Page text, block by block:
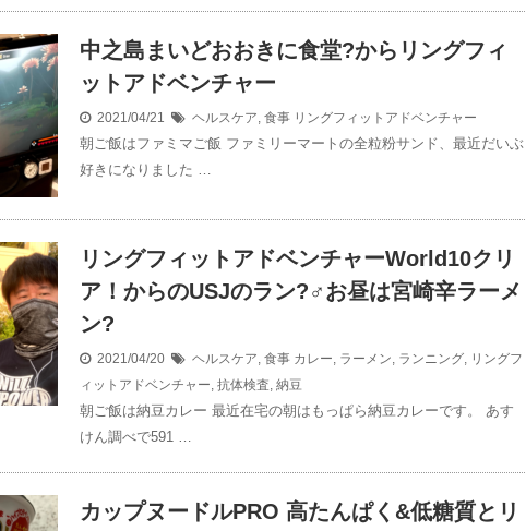
中之島まいどおおきに食堂?からリングフィ
ットアドベンチャー
2021/04/21 ヘルスケア, 食事 リングフィットアドベンチャー
朝ご飯はファミマご飯 ファミリーマートの全粒粉サンド、最近だいぶ
好きになりました …
リングフィットアドベンチャーWorld10クリ
ア！からのUSJのラン?‍♂️お昼は宮崎辛ラーメ
ン?
2021/04/20 ヘルスケア, 食事 カレー, ラーメン, ランニング, リングフ
ィットアドベンチャー, 抗体検査, 納豆
朝ご飯は納豆カレー 最近在宅の朝はもっぱら納豆カレーです。 あす
けん調べで591 …
カップヌードルPRO 高たんぱく&低糖質とリ